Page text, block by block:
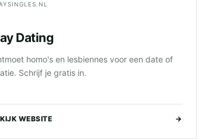
Dating
homo's en lesbiennes voor een date of
Schrijf je gratis in.
WEBSITE →